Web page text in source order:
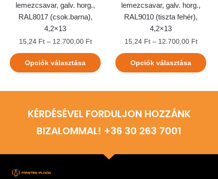
lemezcsavar, galv. horg.,
RAL8017 (csok.barna),
4,2×13
15,24 Ft– 12.700,00 Ft
Opciók választása
lemezcsavar, galv. horg.,
RAL9010 (tiszta fehér),
4,2×13
15,24 Ft– 12.700,00 Ft
Opciók választása
KÉRDÉSÉVEL FORDULJON HOZZÁNK
BIZALOMMAL! +36 30 263 7001